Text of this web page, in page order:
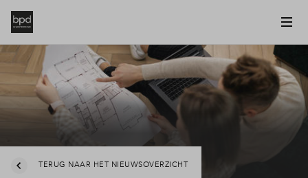
TERUG NAAR HET NIEUWSOVERZICHT